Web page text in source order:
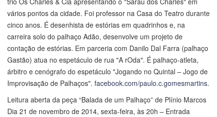
vários pontos da cidade. Foi professor na Casa do Teatro durante
cinco anos. É desenhista de estórias em quadrinhos e, na
carreira solo do palhaço Adão, desenvolve um projeto de
contação de estórias. Em parceria com Danilo Dal Farra (palhaço
Gastão) atua no espetáculo de rua "A rOda". É palhaço-atleta,
árbitro e cenógrafo do espetáculo "Jogando no Quintal – Jogo de
Improvisação de Palhaços". facebook.com/paulo.c.gomesmartins.
Leitura aberta da peça “Balada de um Palhaço” de Plínio Marcos
Dia 21 de novembro de 2014, sexta-feira, às 20h – Entrada